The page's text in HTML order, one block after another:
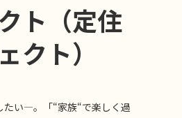
ト（定住
クト）
たい―。「“家族“で楽しく過